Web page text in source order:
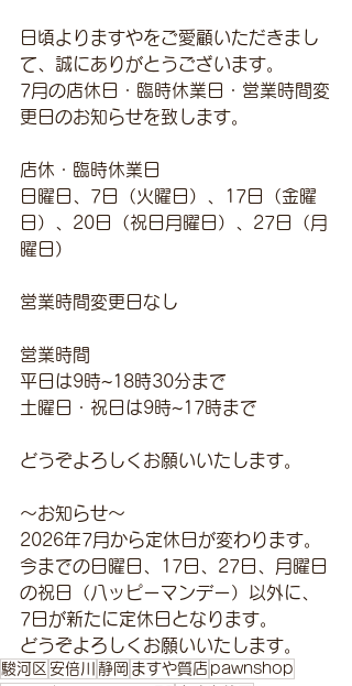
日頃よりますやをご愛顧いただきまし
て、誠にありがとうございます。
7月の店休日・臨時休業日・営業時間変
更日のお知らせを致します。
店休・臨時休業日
日曜日、7日（火曜日）、17日（金曜
日）、20日（祝日月曜日）、27日（月
曜日）
営業時間変更日なし
営業時間
平日は9時~18時30分まで
土曜日・祝日は9時~17時まで
どうぞよろしくお願いいたします。
～お知らせ～
2026年7月から定休日が変わります。
今までの日曜日、17日、27日、月曜日
の祝日（八ッピーマンデー）以外に、
7日が新たに定休日となります。
どうぞよろしくお願いいたします。
駿河区 安倍川 静岡 ますや質店 pawnshop